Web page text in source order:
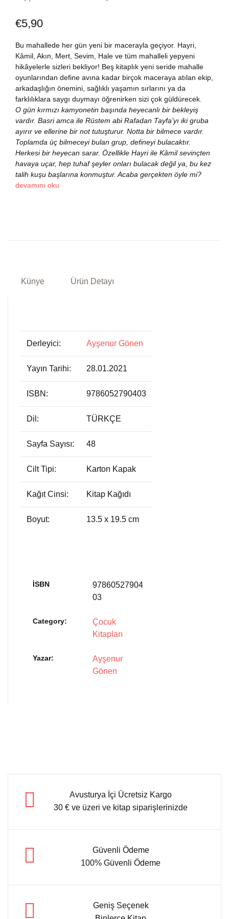
Edebiyat
Felsefe
Fransızca
Ingilizce
Kişisel Gelişim
Psikoloji
Kitap Siparişi
Sepetim
Bize Ulaşın
TR
DE
€5,90
Bu mahallede her gün yeni bir macerayla geçiyor. Hayri,
Kâmil, Akın, Mert, Sevim, Hale ve tüm mahalleli yepyeni
hikâyelerle sizleri bekliyor! Beş kitaplık yeni seride mahalle
oyunlarından define avına kadar birçok maceraya atılan ekip,
arkadaşlığın önemini, sağlıklı yaşamın sırlarını ya da
farklılıklara saygı duymayı öğrenirken sizi çok güldürecek.
O gün kırmızı kamyonetin başında heyecanlı bir bekleyiş
vardır. Basri amca ile Rüstem abi Rafadan Tayfa’yı iki gruba
ayırır ve ellerine bir not tutuşturur. Notta bir bilmece vardır.
Toplamda üç bilmeceyi bulan grup, defineyi bulacaktır.
Herkesi bir heyecan sarar. Özellikle Hayri ile Kâmil sevinçten
havaya uçar, hep tuhaf şeyler onları bulacak değil ya, bu kez
talih kuşu başlarına konmuştur. Acaba gerçekten öyle mi?
devamını oku
Künye Ürün Detayı
Derleyici: Ayşenur Gönen
Yayın Tarihi: 28.01.2021
ISBN: 9786052790403
Dil: TÜRKÇE
Sayfa Sayısı: 48
Cilt Tipi: Karton Kapak
Kağıt Cinsi: Kitap Kağıdı
Boyut: 13.5 x 19.5 cm
İSBN
97860527904
03
Category:
Çocuk
Kitapları
Yazar
Ayşenur
Gönen
Avusturya İçi Ücretsiz Kargo
30 € ve üzeri ve kitap siparişlerinizde
Güvenli Ödeme
100% Güvenli Ödeme
Geniş Seçenek